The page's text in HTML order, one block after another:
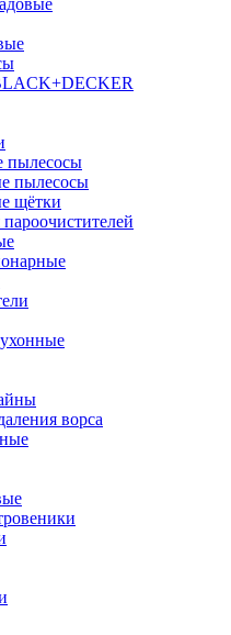
пылесосы
пылесосы
щётки
ворса